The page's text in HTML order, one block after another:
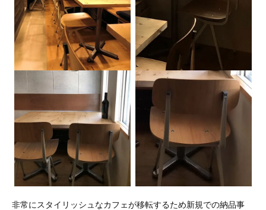
非常にスタイリッシュなカフェが移転するため新規での納品事